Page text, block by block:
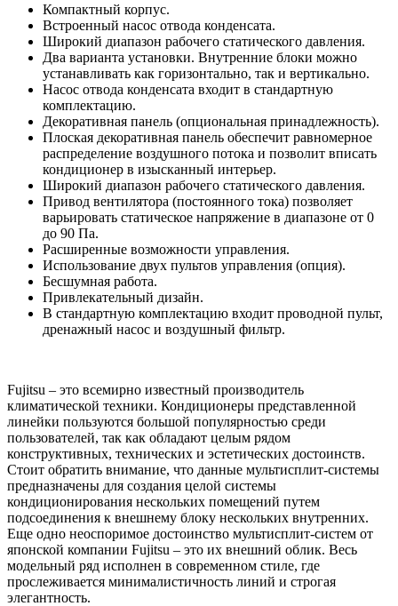
Компактный корпус.
Встроенный насос отвода конденсата.
Широкий диапазон рабочего статического давления.
Два варианта установки. Внутренние блоки можно
устанавливать как горизонтально, так и вертикально.
Насос отвода конденсата входит в стандартную
комплектацию.
Декоративная панель (опциональная принадлежность).
Плоская декоративная панель обеспечит равномерное
распределение воздушного потока и позволит вписать
кондиционер в изысканный интерьер.
Широкий диапазон рабочего статического давления.
Привод вентилятора (постоянного тока) позволяет
варьировать статическое напряжение в диапазоне от 0
до 90 Па.
Расширенные возможности управления.
Использование двух пультов управления (опция).
Бесшумная работа.
Привлекательный дизайн.
В стандартную комплектацию входит проводной пульт,
дренажный насос и воздушный фильтр.
Fujitsu – это всемирно известный производитель
климатической техники. Кондиционеры представленной
линейки пользуются большой популярностью среди
пользователей, так как обладают целым рядом
конструктивных, технических и эстетических достоинств.
Стоит обратить внимание, что данные мультисплит-системы
предназначены для создания целой системы
кондиционирования нескольких помещений путем
подсоединения к внешнему блоку нескольких внутренних.
Еще одно неоспоримое достоинство мультисплит-систем от
японской компании Fujitsu – это их внешний облик. Весь
модельный ряд исполнен в современном стиле, где
прослеживается минималистичность линий и строгая
элегантность.